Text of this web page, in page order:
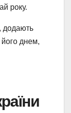
року.
додають
його днем,